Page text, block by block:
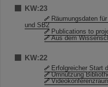
KW:23
Räumungsdaten
und SB2
Publications to
Aus dem
KW:22
Erfolgreicher Start
Umnutzung